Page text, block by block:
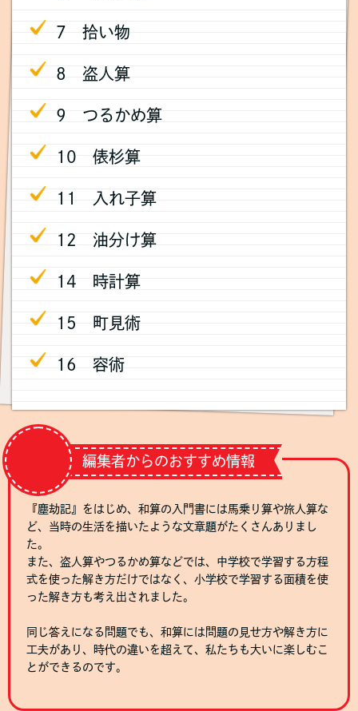
7 拾い物
8 盗人算
9 つるかめ算
10 俵杉算
11 入れ子算
12 油分け算
14 時計算
15 町見術
16 容術
編集者からのおすすめ情報
『塵劫記』をはじめ、和算の入門書には馬乗り算や旅人算な
ど、当時の生活を描いたような文章題がたくさんありまし
た。
また、盗人算やつるかめ算などでは、中学校で学習する方程
式を使った解き方だけではなく、小学校で学習する面積を使
った解き方も考え出されました。
同じ答えになる問題でも、和算には問題の見せ方や解き方に
工夫があり、時代の違いを超えて、私たちも大いに楽しむこ
とができるのです。